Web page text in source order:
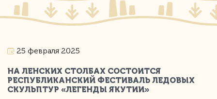
25 февраля 2025
НА ЛЕНСКИХ СТОЛБАХ СОСТОИТСЯ
РЕСПУБЛИКАНСКИЙ ФЕСТИВАЛЬ ЛЕДОВЫХ
СКУЛЬПТУР «ЛЕГЕНДЫ ЯКУТИИ»